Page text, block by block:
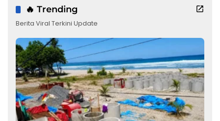
🔥 Trending
Berita Viral Terkini Update